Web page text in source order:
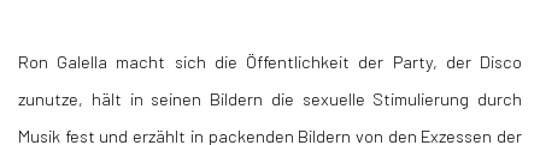
Ron Galella macht sich die Öffentlichkeit der Party, der Disco
zunutze, hält in seinen Bildern die sexuelle Stimulierung durch
Musik fest und erzählt in packenden Bildern von den Exzessen der